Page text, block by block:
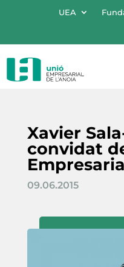
UEA
Xavier
convidat
09.06.2015